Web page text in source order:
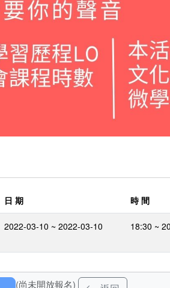
日 期 時 間
2022-03-10 ~ 2022-03-10 18:30 ~
(尚未開放報名)